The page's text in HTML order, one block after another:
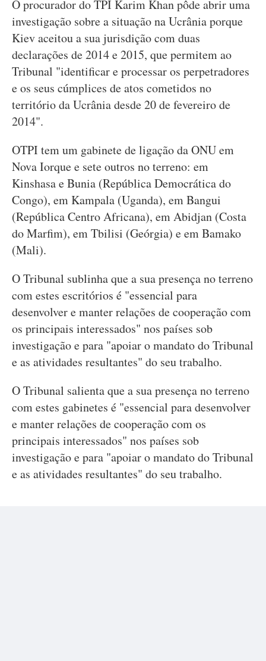
O procurador do TPI Karim Khan pôde abrir uma
investigação sobre a situação na Ucrânia porque
Kiev aceitou a sua jurisdição com duas
declarações de 2014 e 2015, que permitem ao
Tribunal "identificar e processar os perpetradores
e os seus cúmplices de atos cometidos no
território da Ucrânia desde 20 de fevereiro de
2014".
OTPI tem um gabinete de ligação da ONU em
Nova Iorque e sete outros no terreno: em
Kinshasa e Bunia (República Democrática do
Congo), em Kampala (Uganda), em Bangui
(República Centro Africana), em Abidjan (Costa
do Marfim), em Tbilisi (Geórgia) e em Bamako
(Mali).
O Tribunal sublinha que a sua presença no terreno
com estes escritórios é "essencial para
desenvolver e manter relações de cooperação com
os principais interessados" nos países sob
investigação e para "apoiar o mandato do Tribunal
e as atividades resultantes" do seu trabalho.
O Tribunal salienta que a sua presença no terreno
com estes gabinetes é "essencial para desenvolver
e manter relações de cooperação com os
principais interessados" nos países sob
investigação e para "apoiar o mandato do Tribunal
e as atividades resultantes" do seu trabalho.